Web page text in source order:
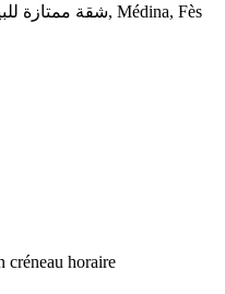
شقة ممتازة للبيع بمدينة فاس قرب ملعب الخيل, Médina, Fès
créneau horaire